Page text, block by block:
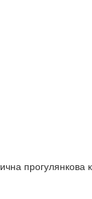
прогулянкова